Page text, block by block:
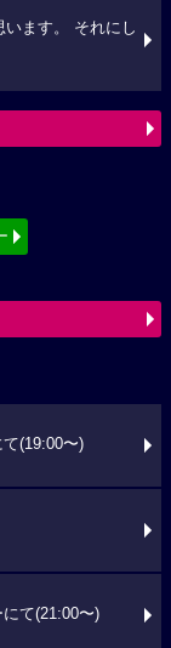
ます。 それにし
(19:00〜)
て(21:00〜)